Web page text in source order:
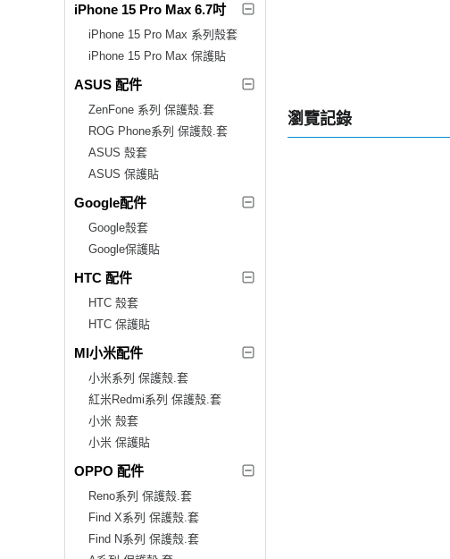
iPhone 15 Pro Max 6.7吋
iPhone 15 Pro Max 系列殼套
iPhone 15 Pro Max 保護貼
ASUS 配件
ZenFone 系列 保護殼.套
ROG Phone系列 保護殼.套
ASUS 殼套
ASUS 保護貼
Google配件
Google殼套
Google保護貼
HTC 配件
HTC 殼套
HTC 保護貼
MI小米配件
小米系列 保護殼.套
紅米Redmi系列 保護殼.套
小米 殼套
小米 保護貼
OPPO 配件
Reno系列 保護殼.套
Find X系列 保護殼.套
Find N系列 保護殼.套
瀏覽記錄